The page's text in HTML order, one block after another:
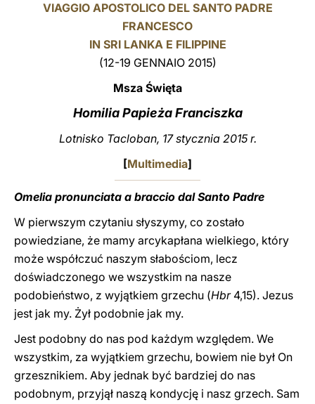
VIAGGIO APOSTOLICO DEL SANTO PADRE
FRANCESCO
IN SRI LANKA E FILIPPINE
(12-19 GENNAIO 2015)
Msza Święta
Homilia Papieża Franciszka
Lotnisko Tacloban, 17 stycznia 2015 r.
[Multimedia]
Omelia pronunciata a braccio dal Santo Padre
W pierwszym czytaniu słyszymy, co zostało
powiedziane, że mamy arcykapłana wielkiego, który
może współczuć naszym słabościom, lecz
doświadczonego we wszystkim na nasze
podobieństwo, z wyjątkiem grzechu (Hbr 4,15). Jezus
jest jak my. Żył podobnie jak my.
Jest podobny do nas pod każdym względem. We
wszystkim, za wyjątkiem grzechu, bowiem nie był On
grzesznikiem. Aby jednak być bardziej do nas
podobnym, przyjął naszą kondycję i nasz grzech. Sam